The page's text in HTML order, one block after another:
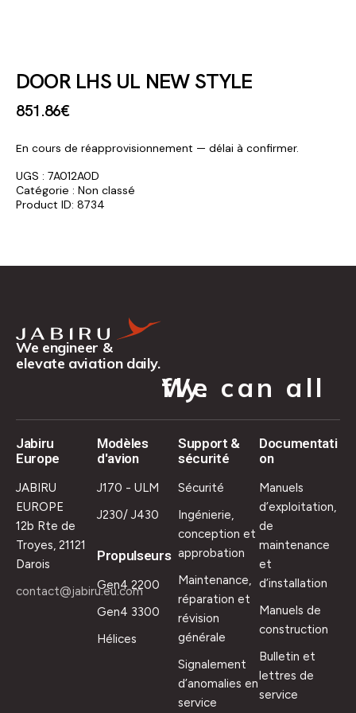
DOOR LHS UL NEW STYLE
851.86€
En cours de réapprovisionnement — délai à confirmer.
UGS : 7A012A0D
Catégorie : Non classé
Product ID: 8734
We engineer &
elevate aviation daily.
We can all fly.
Jabiru
Europe
JABIRU
EUROPE
12b Rte de
Troyes, 21121
Darois
contact@jabiru.eu.com
Modèles
d'avion
J170 - ULM
J230/ J430
Propulseurs
Gen4 2200
Gen4 3300
Hélices
Support &
sécurité
Sécurité
Ingénierie,
conception et
approbation
Maintenance,
réparation et
révision
générale
Signalement
d’anomalies en
service
Documentati
on
Manuels
d’exploitation,
de
maintenance
et
d’installation
Manuels de
construction
Bulletin et
lettres de
service